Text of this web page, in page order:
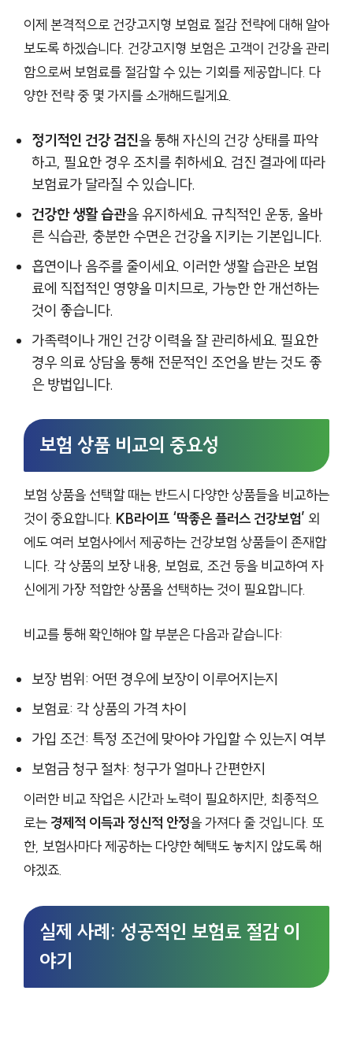
이제 본격적으로 건강고지형 보험료 절감 전략에 대해 알아
보도록 하겠습니다. 건강고지형 보험은 고객이 건강을 관리
함으로써 보험료를 절감할 수 있는 기회를 제공합니다. 다
양한 전략 중 몇 가지를 소개해드릴게요.
정기적인 건강 검진을 통해 자신의 건강 상태를 파악
하고, 필요한 경우 조치를 취하세요. 검진 결과에 따라
보험료가 달라질 수 있습니다.
건강한 생활 습관을 유지하세요. 규칙적인 운동, 올바
른 식습관, 충분한 수면은 건강을 지키는 기본입니다.
흡연이나 음주를 줄이세요. 이러한 생활 습관은 보험
료에 직접적인 영향을 미치므로, 가능한 한 개선하는
것이 좋습니다.
가족력이나 개인 건강 이력을 잘 관리하세요. 필요한
경우 의료 상담을 통해 전문적인 조언을 받는 것도 좋
은 방법입니다.
보험 상품 비교의 중요성
보험 상품을 선택할 때는 반드시 다양한 상품들을 비교하는
것이 중요합니다. KB라이프 ‘딱좋은 플러스 건강보험’ 외
에도 여러 보험사에서 제공하는 건강보험 상품들이 존재합
니다. 각 상품의 보장 내용, 보험료, 조건 등을 비교하여 자
신에게 가장 적합한 상품을 선택하는 것이 필요합니다.
비교를 통해 확인해야 할 부분은 다음과 같습니다:
보장 범위: 어떤 경우에 보장이 이루어지는지
보험료: 각 상품의 가격 차이
가입 조건: 특정 조건에 맞아야 가입할 수 있는지 여부
보험금 청구 절차: 청구가 얼마나 간편한지
이러한 비교 작업은 시간과 노력이 필요하지만, 최종적으
로는 경제적 이득과 정신적 안정을 가져다 줄 것입니다. 또
한, 보험사마다 제공하는 다양한 혜택도 놓치지 않도록 해
야겠죠.
실제 사례: 성공적인 보험료 절감 이
야기